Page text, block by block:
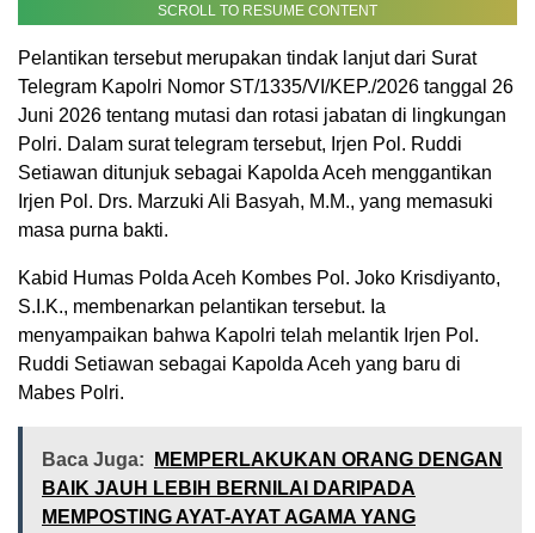
SCROLL TO RESUME CONTENT
Pelantikan tersebut merupakan tindak lanjut dari Surat
Telegram Kapolri Nomor ST/1335/VI/KEP./2026 tanggal 26
Juni 2026 tentang mutasi dan rotasi jabatan di lingkungan
Polri. Dalam surat telegram tersebut, Irjen Pol. Ruddi
Setiawan ditunjuk sebagai Kapolda Aceh menggantikan
Irjen Pol. Drs. Marzuki Ali Basyah, M.M., yang memasuki
masa purna bakti.
Kabid Humas Polda Aceh Kombes Pol. Joko Krisdiyanto,
S.I.K., membenarkan pelantikan tersebut. Ia
menyampaikan bahwa Kapolri telah melantik Irjen Pol.
Ruddi Setiawan sebagai Kapolda Aceh yang baru di
Mabes Polri.
Baca Juga:
MEMPERLAKUKAN ORANG DENGAN
BAIK JAUH LEBIH BERNILAI DARIPADA
MEMPOSTING AYAT-AYAT AGAMA YANG